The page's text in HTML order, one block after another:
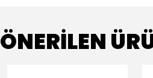
ÖNERİLEN